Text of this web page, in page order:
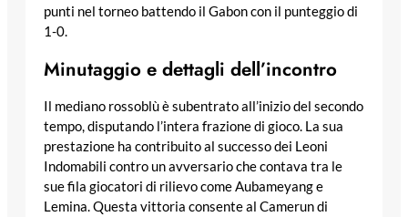
punti nel torneo battendo il Gabon con il punteggio di
1-0.
Minutaggio e dettagli dell’incontro
Il mediano rossoblù è subentrato all’inizio del secondo
tempo, disputando l’intera frazione di gioco. La sua
prestazione ha contribuito al successo dei Leoni
Indomabili contro un avversario che contava tra le
sue fila giocatori di rilievo come Aubameyang e
Lemina. Questa vittoria consente al Camerun di